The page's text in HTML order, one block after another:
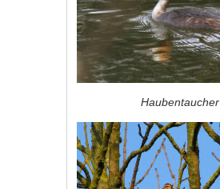
Haubentaucher